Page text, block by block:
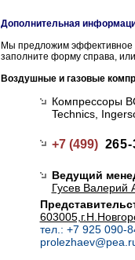
Дополнительная
Мы предложим эффективное
заполните форму справа,
Воздушные и газовые
Компрессоры
Technics,
+7 (499)
Ведущий
Гусев Валерий
тел.: +7 925 090-